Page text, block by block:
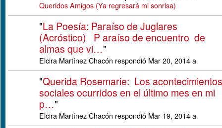
Queridos Amigos (Ya regresará mi sonrisa)
"La Poesía: Paraíso de Juglares
(Acróstico) P araíso de encuentro de
almas que vi…"
Elcira Martínez Chacón respondió Mar 20, 2014 a
"Querida Rosemarie: Los acontecimientos
sociales ocurridos en el último mes en mi
p…"
Elcira Martínez Chacón respondió Mar 19, 2014 a